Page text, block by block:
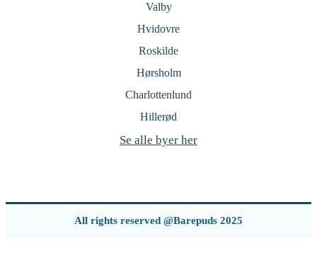
Valby
Hvidovre
Roskilde
Hørsholm
Charlottenlund
Hillerød
Se alle byer her
All rights reserved @Barepuds 2025